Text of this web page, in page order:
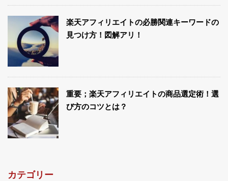
楽天アフィリエイトの必勝関連キーワードの
見つけ方！図解アリ！
重要；楽天アフィリエイトの商品選定術！選
び方のコツとは？
カテゴリー